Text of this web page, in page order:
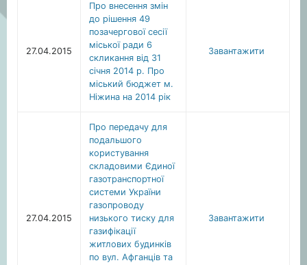
27.04.2015
Про внесення змін
до рішення 49
позачергової сесії
міської ради 6
скликання від 31
січня 2014 р. Про
міський бюджет м.
Ніжина на 2014 рік
Завантажити
27.04.2015
Про передачу для
подальшого
користування
складовими Єдиної
газотранспортної
системи України
газопроводу
низького тиску для
газифікації
житлових будинків
по вул. Афганців та
Завантажити